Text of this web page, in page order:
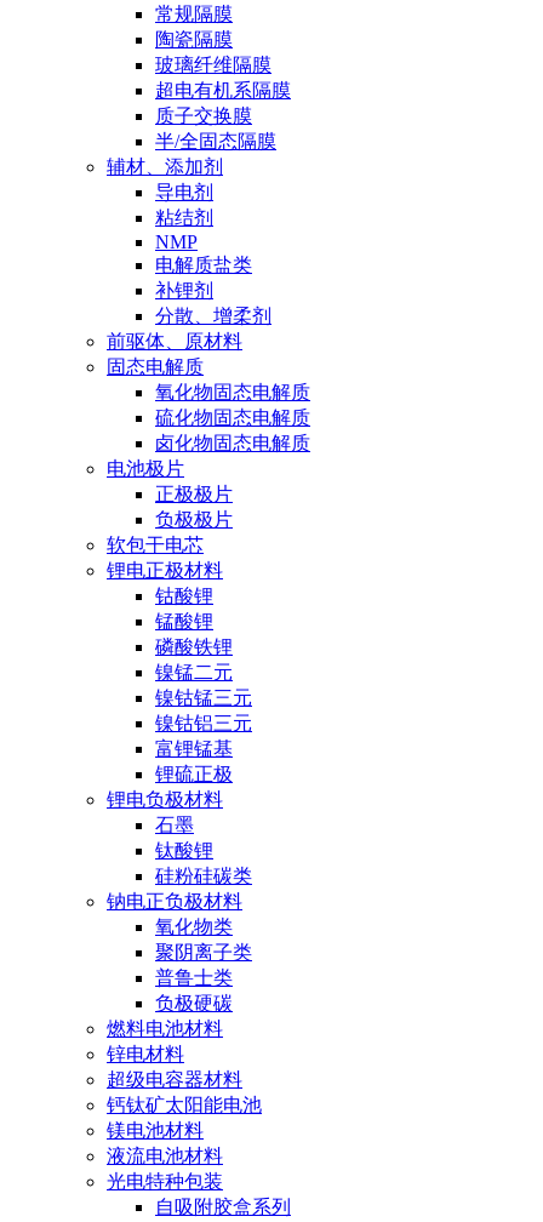
常规隔膜
陶瓷隔膜
玻璃纤维隔膜
超电有机系隔膜
质子交换膜
半/全固态隔膜
辅材、添加剂
导电剂
粘结剂
NMP
电解质盐类
补锂剂
分散、增柔剂
前驱体、原材料
固态电解质
氧化物固态电解质
硫化物固态电解质
卤化物固态电解质
电池极片
正极极片
负极极片
软包干电芯
锂电正极材料
钴酸锂
锰酸锂
磷酸铁锂
镍锰二元
镍钴锰三元
镍钴铝三元
富锂锰基
锂硫正极
锂电负极材料
石墨
钛酸锂
硅粉硅碳类
钠电正负极材料
氧化物类
聚阴离子类
普鲁士类
负极硬碳
燃料电池材料
锌电材料
超级电容器材料
钙钛矿太阳能电池
镁电池材料
液流电池材料
光电特种包装
自吸附胶盒系列